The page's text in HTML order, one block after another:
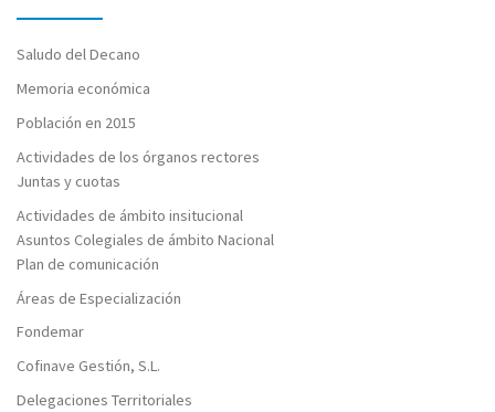
Saludo del Decano
Memoria económica
Población en 2015
Actividades de los órganos rectores
Juntas y cuotas
Actividades de ámbito insitucional
Asuntos Colegiales de ámbito Nacional
Plan de comunicación
Áreas de Especialización
Fondemar
Cofinave Gestión, S.L.
Delegaciones Territoriales